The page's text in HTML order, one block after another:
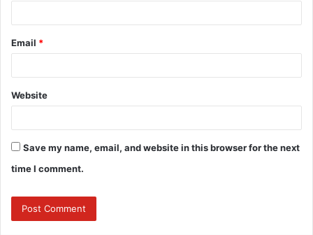
Email *
Website
Save my name, email, and website in this browser for the next
time I comment.